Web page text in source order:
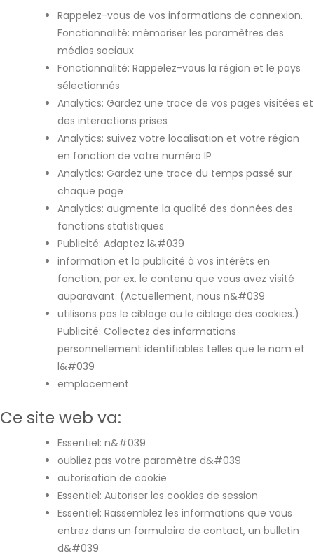
Rappelez-vous de vos informations de connexion.
Fonctionnalité: mémoriser les paramètres des
médias sociaux
Fonctionnalité: Rappelez-vous la région et le pays
sélectionnés
Analytics: Gardez une trace de vos pages visitées et
des interactions prises
Analytics: suivez votre localisation et votre région
en fonction de votre numéro IP
Analytics: Gardez une trace du temps passé sur
chaque page
Analytics: augmente la qualité des données des
fonctions statistiques
Publicité: Adaptez l&#039
information et la publicité à vos intérêts en
fonction, par ex. le contenu que vous avez visité
auparavant. (Actuellement, nous n&#039
utilisons pas le ciblage ou le ciblage des cookies.)
Publicité: Collectez des informations
personnellement identifiables telles que le nom et
l&#039
emplacement
Ce site web va:
Essentiel: n&#039
oubliez pas votre paramètre d&#039
autorisation de cookie
Essentiel: Autoriser les cookies de session
Essentiel: Rassemblez les informations que vous
entrez dans un formulaire de contact, un bulletin
d&#039